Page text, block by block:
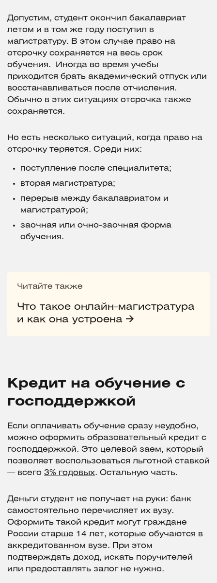
Допустим, студент окончил бакалавриат
летом и в том же году поступил в
магистратуру. В этом случае право на
отсрочку сохраняется на весь срок
обучения. Иногда во время учебы
приходится брать академический отпуск или
восстанавливаться после отчисления.
Обычно в этих ситуациях отсрочка также
сохраняется.
Но есть несколько ситуаций, когда право на
отсрочку теряется. Среди них:
поступление после специалитета;
вторая магистратура;
перерыв между бакалавриатом и
магистратурой;
заочная или очно-заочная форма
обучения.
Читайте также
Что такое онлайн-магистратура
и как она устроена
Кредит на обучение с
господдержкой
Если оплачивать обучение сразу неудобно,
можно оформить образовательный кредит с
господдержкой. Это целевой заем, который
позволяет воспользоваться льготной ставкой
— всего 3% годовых. Остальную часть.
Деньги студент не получает на руки: банк
самостоятельно перечисляет их вузу.
Оформить такой кредит могут граждане
России старше 14 лет, которые обучаются в
аккредитованном вузе. При этом
подтверждать доход, искать поручителей
или предоставлять залог не нужно.